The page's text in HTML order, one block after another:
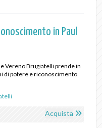
in Paul
Vereno Brugiatelli prende in
di potere e riconoscimento
Acquista